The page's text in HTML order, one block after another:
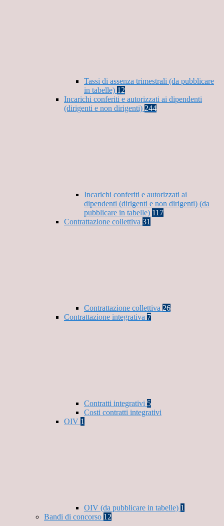
Tassi di assenza trimestrali (da pubblicare
in tabelle) 12
Incarichi conferiti e autorizzati ai dipendenti
(dirigenti e non dirigenti) 244
Incarichi conferiti e autorizzati ai
dipendenti (dirigenti e non dirigenti) (da
pubblicare in tabelle) 117
Contrattazione collettiva 31
Contrattazione collettiva 26
Contrattazione integrativa 7
Contratti integrativi 5
Costi contratti integrativi
OIV 1
OIV (da pubblicare in tabelle) 1
Bandi di concorso 12